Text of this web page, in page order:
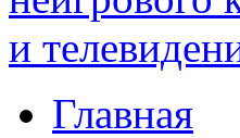
Главная